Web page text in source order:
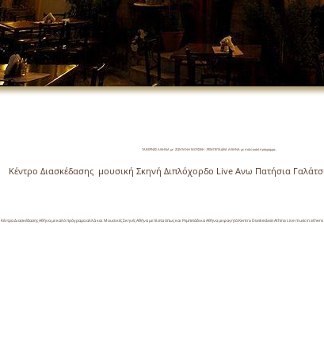
ΤΑΒΕΡΝΕΣ ΑΘΗΝΑ με ΖΩΝΤΑΝΗ ΜΟΥΣΙΚΗ .ΡΕΜΠΕΤΑΔΙΚΑ ΑΘΗΝΑ με πολύ καλό πρόγραμμα .
Κέντρο Διασκέδασης μουσική Σκηνή Διπλόχορδο Live Ανω Πατήσια
Κέντρα Διασκέδασης Αθήνα με καλό πρόγραμα αλλά και Μουσικές Σκηνές Αθήνα με πίστα όπως και Ρεμπετάδικα Αθήνα με φαγητό.Kentra Diaskedasis Athina Live music in